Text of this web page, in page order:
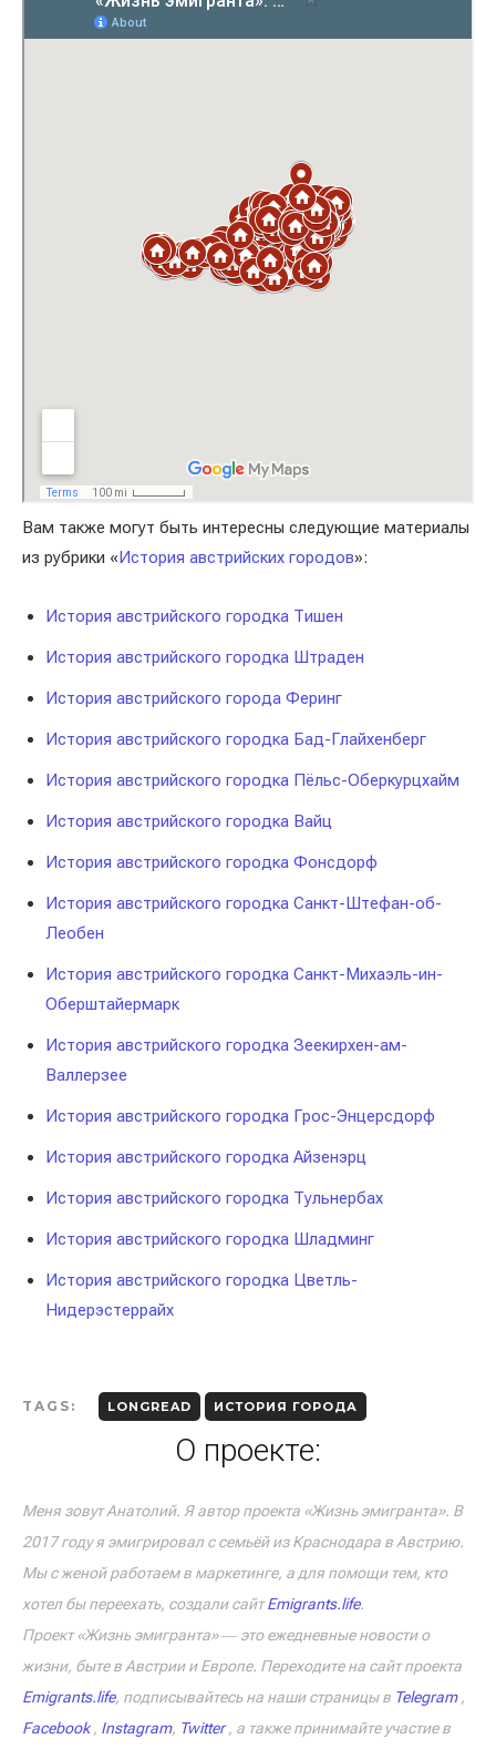
Вам также могут быть интересны следующие материалы
из рубрики «История австрийских городов»:
История австрийского городка Тишен
История австрийского городка Штраден
История австрийского города Феринг
История австрийского городка Бад-Глайхенберг
История австрийского городка Пёльс-Оберкурцхайм
История австрийского городка Вайц
История австрийского городка Фонсдорф
История австрийского городка Санкт-Штефан-об-
Леобен
История австрийского городка Санкт-Михаэль-ин-
Оберштайермарк
История австрийского городка Зеекирхен-ам-
Валлерзее
История австрийского городка Грос-Энцерсдорф
История австрийского городка Айзенэрц
История австрийского городка Тульнербах
История австрийского городка Шладминг
История австрийского городка Цветль-
Нидерэстеррайх
TAGS: LONGREAD ИСТОРИЯ ГОРОДА
О проекте:
Меня зовут Анатолий. Я автор проекта «Жизнь эмигранта». В
2017 году я эмигрировал с семьёй из Краснодара в Австрию.
Мы с женой работаем в маркетинге, а для помощи тем, кто
хотел бы переехать, создали сайтEmigrants.life.
Проект «Жизнь эмигранта» ― это ежедневные новости о
жизни, быте в Австрии и Европе. Переходите на сайт проекта
Emigrants.life, подписывайтесь на наши страницы в Telegram,
Facebook, Instagram, Twitter, а также принимайте участие в